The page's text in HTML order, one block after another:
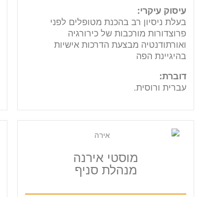
עיסוק עיקרי:
בעלת ניסיון רב בהכנת מטופלים לפני
פרוצדורות מורכבות של כירורגיה
ואורתודנטיה מבצעת הדרכות אישיות
בהיגיינת הפה
דוברת:
עברית ורוסית.
מוסטי אירנה
מנהלת סניף